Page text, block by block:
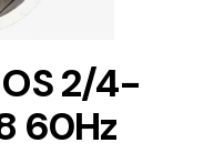
2/4-
60Hz